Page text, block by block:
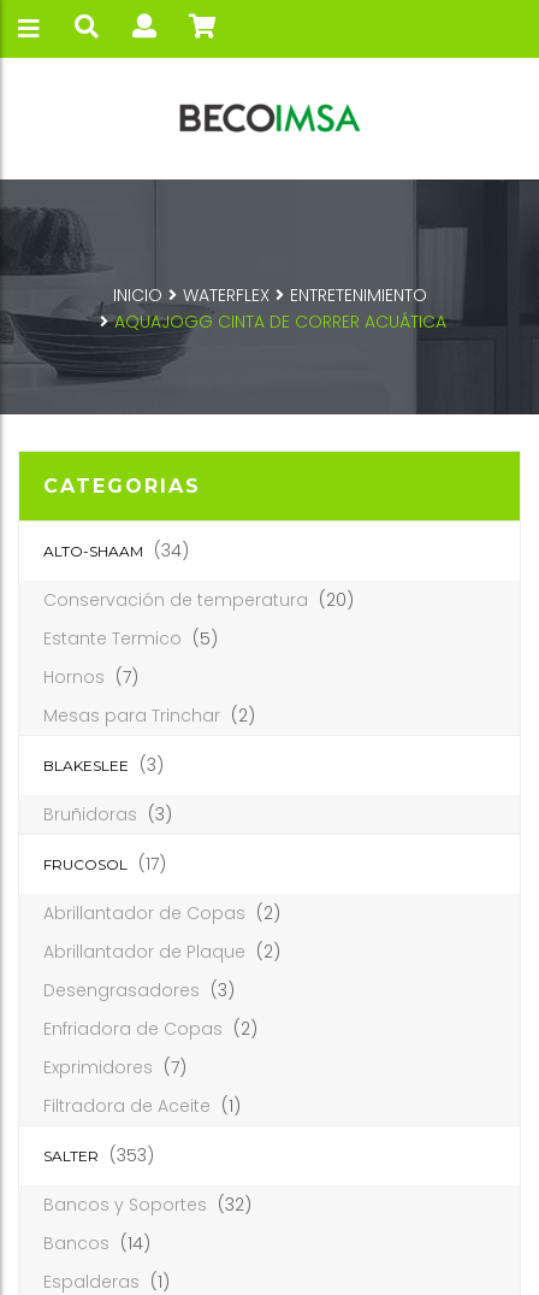
INICIO WATERFLEX
ENTRETENIMIENTO
AQUAJOGG CINTA DE CORRER ACUÁTICA
CATEGORIAS
ALTO-SHAAM (34)
Conservación de temperatura (20)
Estante Termico (5)
Hornos (7)
Mesas para Trinchar (2)
BLAKESLEE (3)
Bruñidoras (3)
FRUCOSOL (17)
Abrillantador de Copas (2)
Abrillantador de Plaque (2)
Desengrasadores (3)
Enfriadora de Copas (2)
Exprimidores (7)
Filtradora de Aceite (1)
SALTER (353)
Bancos y Soportes (32)
Bancos (14)
Espalderas (1)